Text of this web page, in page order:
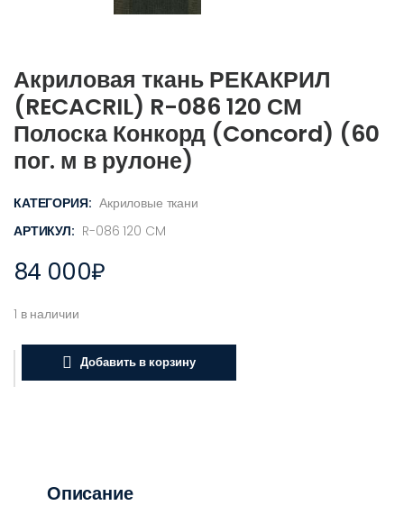
Акриловая ткань РЕКАКРИЛ
(RECACRIL) R-086 120 СМ
Полоска Конкорд (Concord) (60
пог. м в рулоне)
КАТЕГОРИЯ: Акриловые ткани
АРТИКУЛ: R-086 120 CM
84 000₽
1 в наличии
Добавить в корзину
Описание